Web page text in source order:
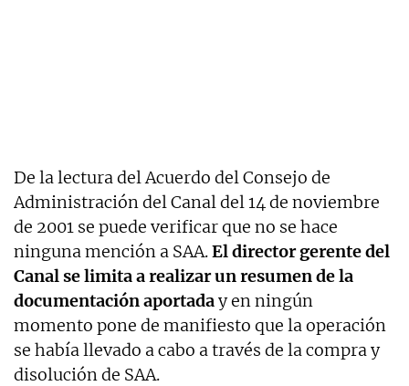
De la lectura del Acuerdo del Consejo de
Administración del Canal del 14 de noviembre
de 2001 se puede verificar que no se hace
ninguna mención a SAA.Eldirector gerente del
Canal se limita a realizar un resumen de la
documentación aportaday en ningún
momento pone de manifiesto que la operación
se había llevado a cabo a través de la compra y
disolución de SAA.